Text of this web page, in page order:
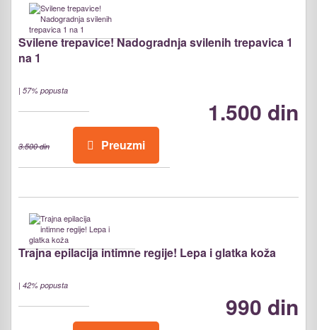
Svilene trepavice! Nadogradnja svilenih trepavica 1
na 1
| 57% popusta
1.500 din
3.500 din Preuzmi
Trajna epilacija intimne regije! Lepa i glatka koža
| 42% popusta
990 din